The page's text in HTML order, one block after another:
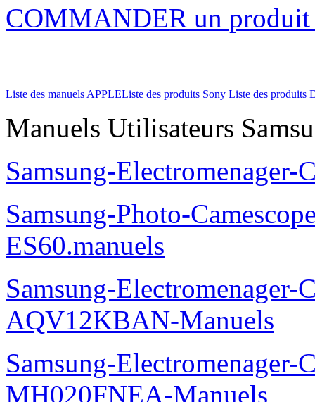
COMMANDER un
Liste des manuels APPLEListe des produits Sony Liste des produits
Manuels Utilisateurs
Samsung-
Samsung-Photo-
ES60.manuels
Samsung-Electromenager-
AQV12KBAN-Manuels
Samsung-Electromenager-
MH020FNEA-Manuels